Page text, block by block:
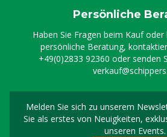
Digi Doser Ablauf, PVC,
8800267
Pumpenkopf K, Digi Doser
Ansaugschlauch 4m 4x6
Persönliche
Haben Sie Fragen beim Kauf
persönliche Beratung,
+49(0)2833 92360 oder senden
Melden Sie sich zu unserem
Sie als erstes von Neuigkeiten,
unseren Events.